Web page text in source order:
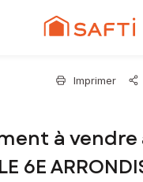
Imprimer
à vendre
6E